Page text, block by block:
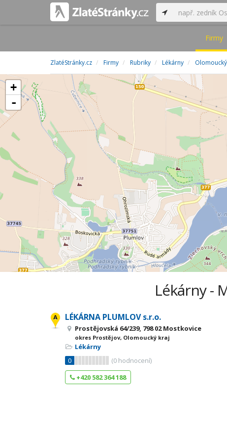
Firmy
ZlatéStránky.cz Firmy Rubriky Lékárny
+
-
Lékárny -
LÉKÁRNA PLUMLOV s.r.o.
Prostějovská 64/239, 798 02 Mostkovice
okres Prostějov, Olomoucký kraj
Lékárny
0
(0 hodnocení)
+420 582 364 188